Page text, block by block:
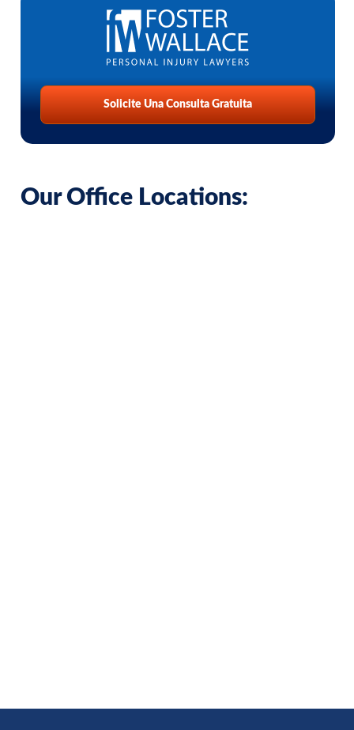
Solicite Una Consulta Gratuita
Our Office Locations: